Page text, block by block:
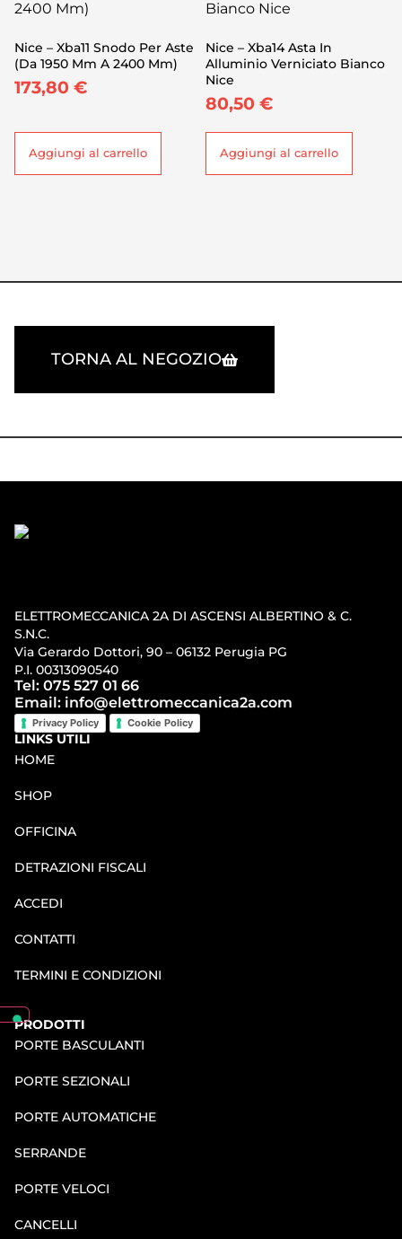
Nice – Xba11 Snodo Per Aste
(Da 1950 Mm A 2400 Mm)
173,80 €
Aggiungi al carrello
Nice – Xba14 Asta In
Alluminio Verniciato Bianco
Nice
80,50 €
Aggiungi al carrello
TORNA AL NEGOZIO
ELETTROMECCANICA 2A DI ASCENSI ALBERTINO & C.
S.N.C.
Via Gerardo Dottori, 90 – 06132 Perugia PG
P.I. 00313090540
Tel: 075 527 01 66
Email: info@elettromeccanica2a.com
Privacy Policy Cookie Policy
LINKS UTILI
HOME
SHOP
OFFICINA
DETRAZIONI FISCALI
ACCEDI
CONTATTI
TERMINI E CONDIZIONI
PRODOTTI
PORTE BASCULANTI
PORTE SEZIONALI
PORTE AUTOMATICHE
SERRANDE
PORTE VELOCI
CANCELLI